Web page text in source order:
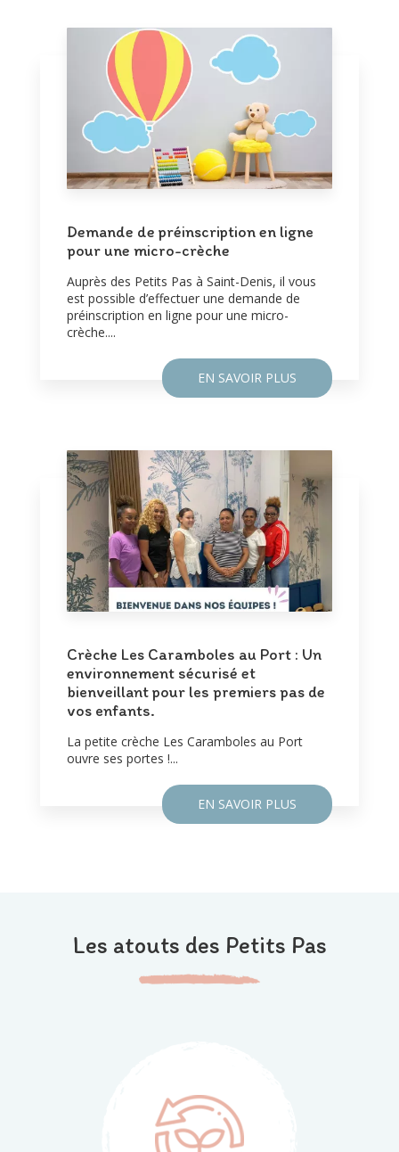
Demande de préinscription en ligne
pour une micro-crèche
Auprès des Petits Pas à Saint-Denis, il vous
est possible d’effectuer une demande de
préinscription en ligne pour une micro-
crèche....
EN SAVOIR PLUS
Crèche Les Caramboles au Port : Un
environnement sécurisé et
bienveillant pour les premiers pas de
vos enfants.
La petite crèche Les Caramboles au Port
ouvre ses portes !...
EN SAVOIR PLUS
Les atouts des Petits Pas